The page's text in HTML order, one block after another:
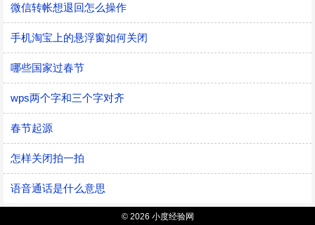
微信转帐想退回怎么操作
手机淘宝上的悬浮窗如何关闭
哪些国家过春节
wps两个字和三个字对齐
春节起源
怎样关闭拍一拍
语音通话是什么意思
© 2026 小度经验网